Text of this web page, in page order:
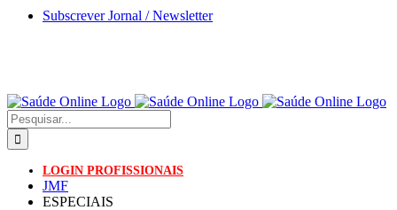
Skip
Subscrever Jornal / Newsletter
Pesquisar
LOGIN PROFISSIONAIS
JMF
ESPECIAIS